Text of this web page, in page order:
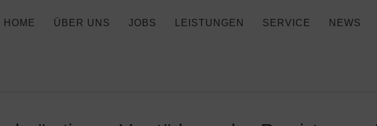
HOME ÜBER UNS JOBS LEISTUNGEN SERVICE NEWS